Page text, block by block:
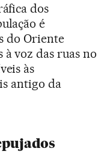
dos
é
do Oriente
voz das ruas no
às
antigo da